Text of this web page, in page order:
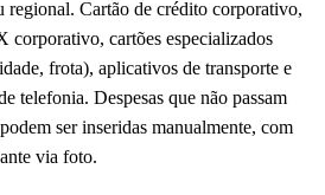
regional. Cartão de crédito corporativo,
corporativo, cartões especializados
frota), aplicativos de transporte e
telefonia. Despesas que não passam
ser inseridas manualmente, com
via foto.